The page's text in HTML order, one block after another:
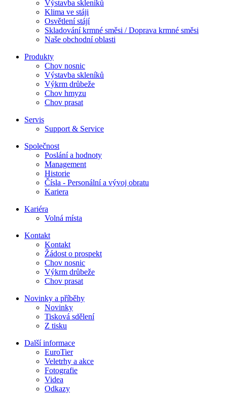
Výstavba skleníků
Klima ve stáji
Osvětlení stájí
Skladování krmné směsi / Doprava krmné směsi
Naše obchodní oblasti
Produkty
Chov nosnic
Výstavba skleníků
Výkrm drůbeže
Chov hmyzu
Chov prasat
Servis
Support & Service
Společnost
Poslání a hodnoty
Management
Historie
Čísla - Personální a vývoj obratu
Kariera
Kariéra
Volná místa
Kontakt
Kontakt
Žádost o prospekt
Chov nosnic
Výkrm drůbeže
Chov prasat
Novinky a příběhy
Novinky
Tisková sdělení
Z tisku
Další informace
EuroTier
Veletrhy a akce
Fotografie
Videa
Odkazy